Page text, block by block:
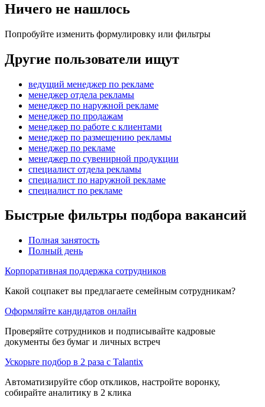
Ничего не нашлось
Попробуйте изменить формулировку или фильтры
Другие пользователи ищут
ведущий менеджер по рекламе
менеджер отдела рекламы
менеджер по наружной рекламе
менеджер по продажам
менеджер по работе с клиентами
менеджер по размещению рекламы
менеджер по рекламе
менеджер по сувенирной продукции
специалист отдела рекламы
специалист по наружной рекламе
специалист по рекламе
Быстрые фильтры подбора вакансий
Полная занятость
Полный день
Корпоративная поддержка сотрудников
Какой соцпакет вы предлагаете семейным сотрудникам?
Оформляйте кандидатов онлайн
Проверяйте сотрудников и подписывайте кадровые
документы без бумаг и личных встреч
Ускорьте подбор в 2 раза с Talantix
Автоматизируйте сбор откликов, настройте воронку,
собирайте аналитику в 2 клика